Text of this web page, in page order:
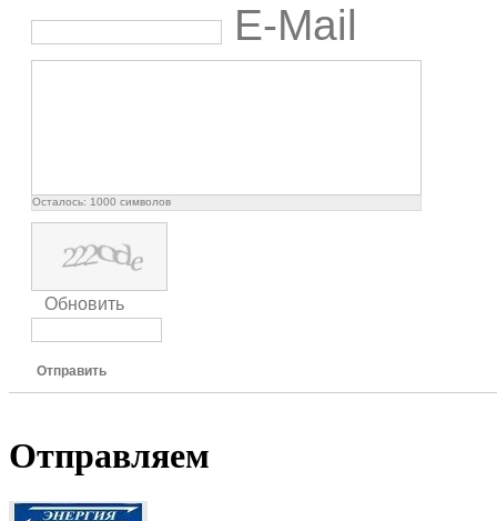
E-Mail
Осталось: 1000 символов
Обновить
Отправить
Отправляем